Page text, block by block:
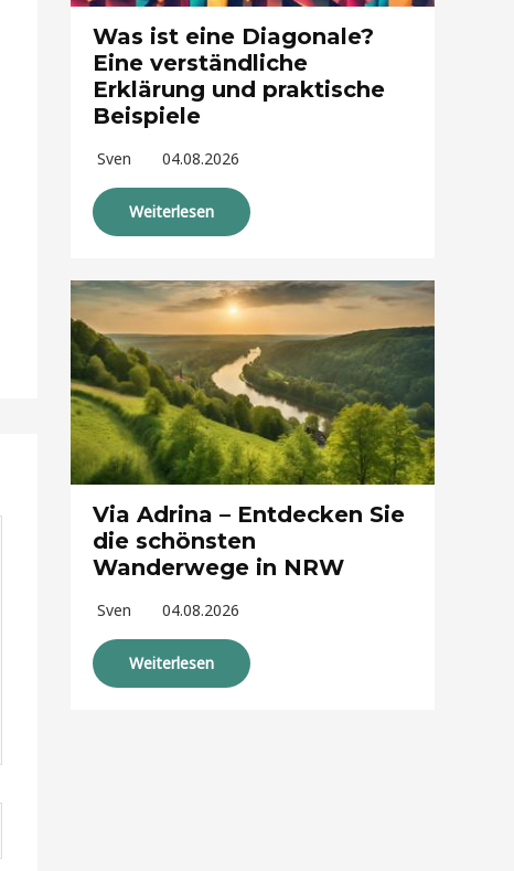
Was ist eine Diagonale?
Eine verständliche
Erklärung und praktische
Beispiele
Sven 04.08.2026
Weiterlesen
Via Adrina – Entdecken Sie
die schönsten
Wanderwege in NRW
Sven 04.08.2026
Weiterlesen